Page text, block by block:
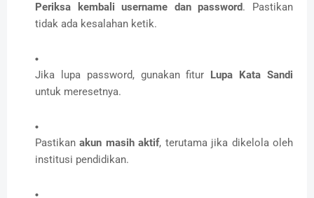
Periksa kembali username dan password. Pastikan
tidak ada kesalahan ketik.
Jika lupa password, gunakan fitur Lupa Kata Sandi
untuk meresetnya.
Pastikanakun masih aktif, terutama jika dikelola oleh
institusi pendidikan.